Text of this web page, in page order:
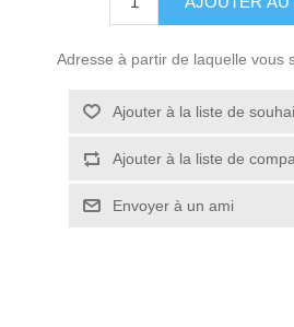
Adresse à partir de laquelle vous